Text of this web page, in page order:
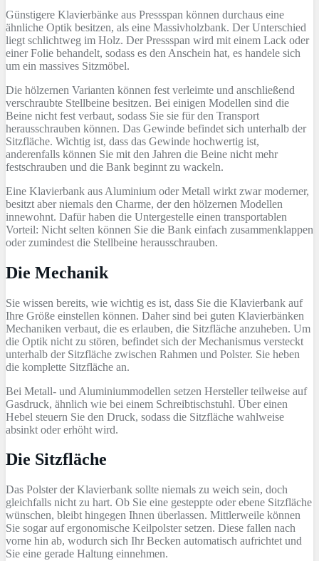
Günstigere Klavierbänke aus Pressspan können durchaus eine
ähnliche Optik besitzen, als eine Massivholzbank. Der Unterschied
liegt schlichtweg im Holz. Der Pressspan wird mit einem Lack oder
einer Folie behandelt, sodass es den Anschein hat, es handele sich
um ein massives Sitzmöbel.
Die hölzernen Varianten können fest verleimte und anschließend
verschraubte Stellbeine besitzen. Bei einigen Modellen sind die
Beine nicht fest verbaut, sodass Sie sie für den Transport
herausschrauben können. Das Gewinde befindet sich unterhalb der
Sitzfläche. Wichtig ist, dass das Gewinde hochwertig ist,
anderenfalls können Sie mit den Jahren die Beine nicht mehr
festschrauben und die Bank beginnt zu wackeln.
Eine Klavierbank aus Aluminium oder Metall wirkt zwar moderner,
besitzt aber niemals den Charme, der den hölzernen Modellen
innewohnt. Dafür haben die Untergestelle einen transportablen
Vorteil: Nicht selten können Sie die Bank einfach zusammenklappen
oder zumindest die Stellbeine herausschrauben.
Die Mechanik
Sie wissen bereits, wie wichtig es ist, dass Sie die Klavierbank auf
Ihre Größe einstellen können. Daher sind bei guten Klavierbänken
Mechaniken verbaut, die es erlauben, die Sitzfläche anzuheben. Um
die Optik nicht zu stören, befindet sich der Mechanismus versteckt
unterhalb der Sitzfläche zwischen Rahmen und Polster. Sie heben
die komplette Sitzfläche an.
Bei Metall- und Aluminiummodellen setzen Hersteller teilweise auf
Gasdruck, ähnlich wie bei einem Schreibtischstuhl. Über einen
Hebel steuern Sie den Druck, sodass die Sitzfläche wahlweise
absinkt oder erhöht wird.
Die Sitzfläche
Das Polster der Klavierbank sollte niemals zu weich sein, doch
gleichfalls nicht zu hart. Ob Sie eine gesteppte oder ebene Sitzfläche
wünschen, bleibt hingegen Ihnen überlassen. Mittlerweile können
Sie sogar auf ergonomische Keilpolster setzen. Diese fallen nach
vorne hin ab, wodurch sich Ihr Becken automatisch aufrichtet und
Sie eine gerade Haltung einnehmen.